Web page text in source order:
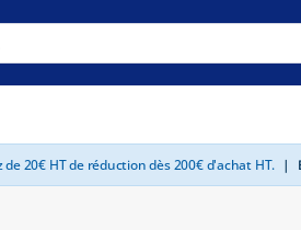
20€ HT de réduction dès 200€ d'achat HT. |